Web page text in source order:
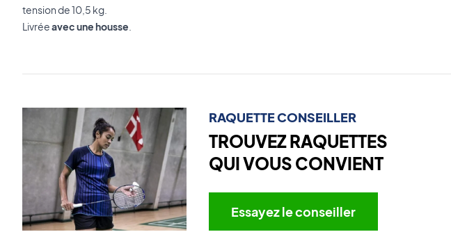
tension de 10,5 kg.
Livréeavec une housse
RAQUETTE CONSEILLER
TROUVEZ RAQUETTES
QUI VOUS CONVIENT
Essayez le conseiller